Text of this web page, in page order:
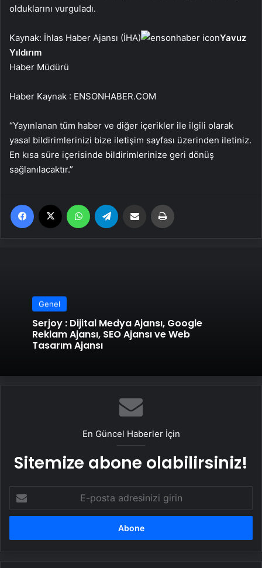
olduklarını vurguladı.
Kaynak: İhlas Haber Ajansı (İHA)
Yavuz
Yıldırım
Haber Müdürü
Haber Kaynak : ENSONHABER.COM
“Yayınlanan tüm haber ve diğer içerikler ile ilgili olarak
yasal bildirimlerinizi bize iletişim sayfası üzerinden iletiniz.
En kısa süre içerisinde bildirimlerinize geri dönüş
sağlanılacaktır.”
Facebook WhatsApp Email'den paylaş
Genel
Serjoy : Dijital Medya Ajansı, Google
Reklam Ajansı, SEO Ajansı ve Web
Tasarım Ajansı
En Güncel Haberler İçin
Sitemize abone olabilirsiniz!
posta
adresinizi